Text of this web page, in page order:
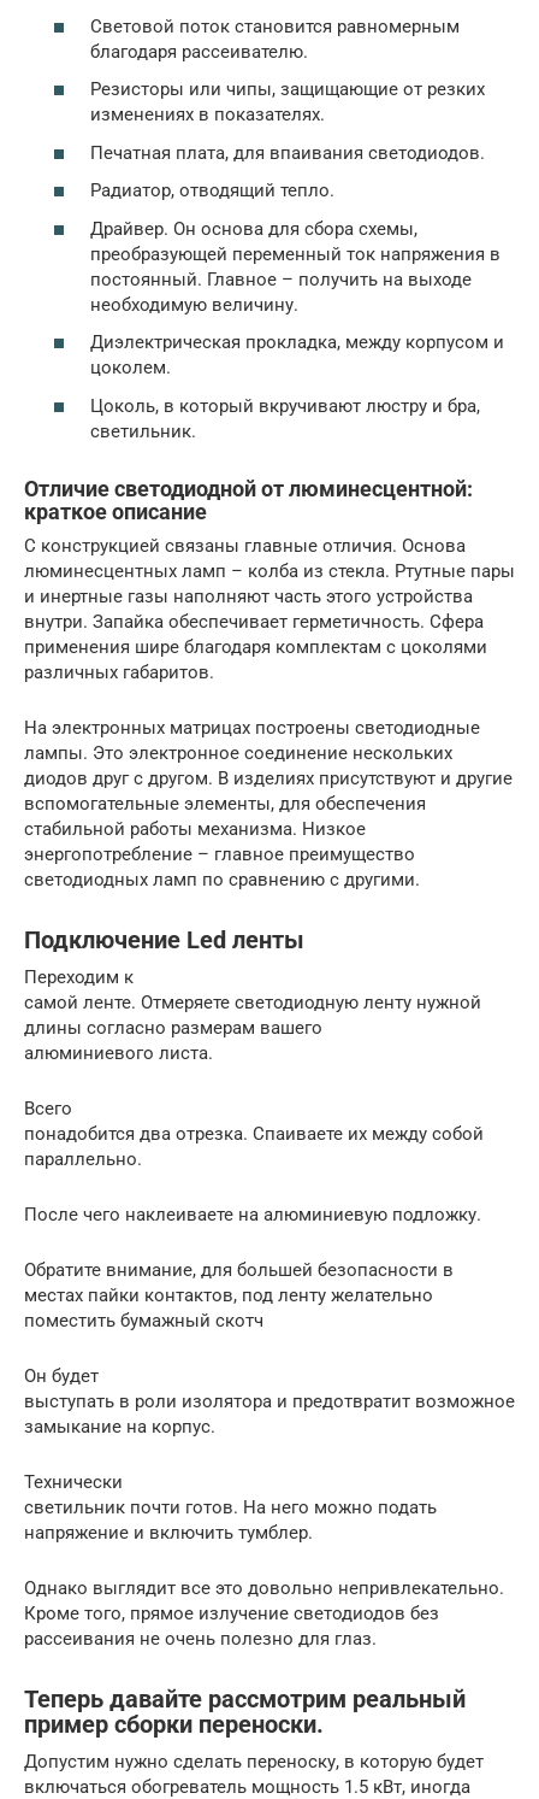
Световой поток становится равномерным
благодаря рассеивателю.
Резисторы или чипы, защищающие от резких
изменениях в показателях.
Печатная плата, для впаивания светодиодов.
Радиатор, отводящий тепло.
Драйвер. Он основа для сбора схемы,
преобразующей переменный ток напряжения в
постоянный. Главное – получить на выходе
необходимую величину.
Диэлектрическая прокладка, между корпусом и
цоколем.
Цоколь, в который вкручивают люстру и бра,
светильник.
Отличие светодиодной от люминесцентной:
краткое описание
С конструкцией связаны главные отличия. Основа
люминесцентных ламп – колба из стекла. Ртутные пары
и инертные газы наполняют часть этого устройства
внутри. Запайка обеспечивает герметичность. Сфера
применения шире благодаря комплектам с цоколями
различных габаритов.
На электронных матрицах построены светодиодные
лампы. Это электронное соединение нескольких
диодов друг с другом. В изделиях присутствуют и другие
вспомогательные элементы, для обеспечения
стабильной работы механизма. Низкое
энергопотребление – главное преимущество
светодиодных ламп по сравнению с другими.
Подключение Led ленты
Переходим к
самой ленте. Отмеряете светодиодную ленту нужной
длины согласно размерам вашего
алюминиевого листа.
Всего
понадобится два отрезка. Спаиваете их между собой
параллельно.
После чего наклеиваете на алюминиевую подложку.
Обратите внимание, для большей безопасности в
местах пайки контактов, под ленту желательно
поместить бумажный скотч
Он будет
выступать в роли изолятора и предотвратит возможное
замыкание на корпус.
Технически
светильник почти готов. На него можно подать
напряжение и включить тумблер.
Однако выглядит все это довольно непривлекательно.
Кроме того, прямое излучение светодиодов без
рассеивания не очень полезно для глаз.
Теперь давайте рассмотрим реальный
пример сборки переноски.
Допустим нужно сделать переноску, в которую будет
включаться обогреватель мощность 1.5 кВт, иногда